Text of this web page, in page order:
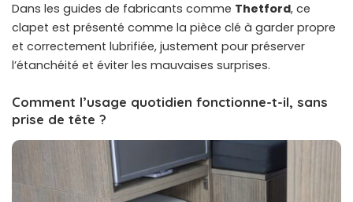
Dans les guides de fabricants comme Thetford, ce
clapet est présenté comme la pièce clé à garder propre
et correctement lubrifiée, justement pour préserver
l’étanchéité et éviter les mauvaises surprises.
Comment l’usage quotidien fonctionne-t-il, sans
prise de tête ?